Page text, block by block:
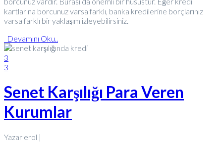
kartlarına borcunuz varsa farklı, banka kredilerine borçlarınız
varsa farklı bir yaklaşım izleyebilirsiniz.
Devamını Oku..
3
3
Senet Karşılığı Para Veren
Kurumlar
Yazar erol |